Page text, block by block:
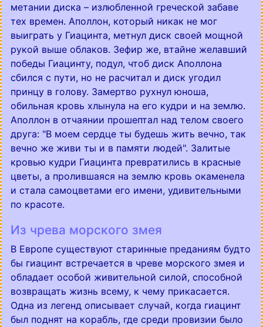
метании диска – излюбленной греческой забаве
тех времен. Аполлон, который никак не мог
выиграть у Гиацинта, метнул диск своей мощной
рукой выше облаков. Зефир же, втайне желавший
победы Гиацинту, подул, чтоб диск Аполлона
сбился с пути, но не расчитал и диск угодил
принцу в голову. Замертво рухнул юноша,
обильная кровь хлынула на его кудри и на землю.
Аполлон в отчаянии прошептал над телом своего
друга: "В моем сердце ты будешь жить вечно, так
вечно же живи ты и в памяти людей". Залитые
кровью кудри Гиацинта превратились в красные
цветы, а пролившаяся на землю кровь окаменела
и стала самоцветами его имени, удивительными
по красоте.
Из чрева морского змея
В Европе существуют старинные преданиям будто
бы гиацинт встречается в чреве морского змея и
обладает особой живительной силой, способной
возвращать жизнь всему, к чему прикасается.
Одна из легенд описывает случай, когда гиацинт
был поднят на корабль, где среди провизии было